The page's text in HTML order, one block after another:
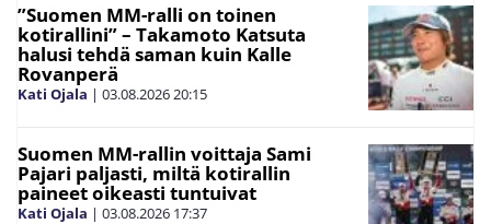
”Suomen MM-ralli on toinen
kotirallini” – Takamoto Katsuta
halusi tehdä saman kuin Kalle
Rovanperä
Kati Ojala | 03.08.2026 20:15
Suomen MM-rallin voittaja Sami
Pajari paljasti, miltä kotirallin
paineet oikeasti tuntuivat
Kati Ojala | 03.08.2026 17:37